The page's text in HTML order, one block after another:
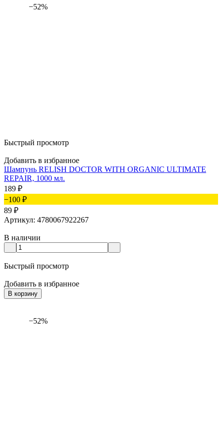
−52%
Быстрый просмотр
Добавить в избранное
Шампунь RELISH DOCTOR WITH ORGANIC ULTIMATE
REPAIR, 1000 мл.
189 ₽
−100 ₽
89 ₽
Артикул: 4780067922267
В наличии
Быстрый просмотр
Добавить в избранное
В корзину
−52%